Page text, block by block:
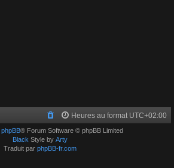
Heures au format UTC+02:00
phpBB® Forum Software © phpBB Limited
Black Style by Arty
Traduit par phpBB-fr.com